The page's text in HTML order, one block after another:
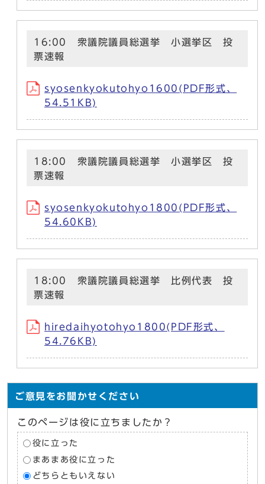
16:00 衆議院議員総選挙 小選挙区 投
票速報
syosenkyokutohyo1600(PDF形式、
54.51KB)
18:00 衆議院議員総選挙 小選挙区 投
票速報
syosenkyokutohyo1800(PDF形式、
54.60KB)
18:00 衆議院議員総選挙 比例代表 投
票速報
hiredaihyotohyo1800(PDF形式、
54.76KB)
ご意見をお聞かせください
このページは役に立ちましたか？
役に立った
まあまあ役に立った
どちらともいえない